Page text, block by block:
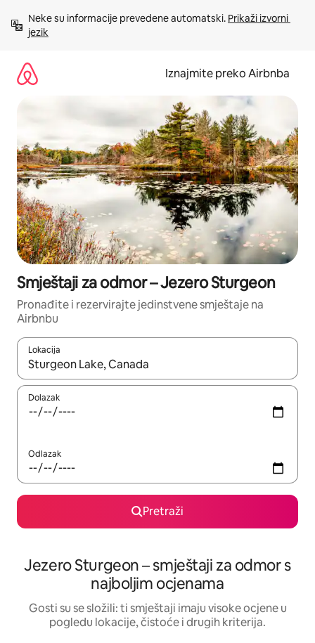
sadržaj
Neke su informacije prevedene automatski. Prikaži izvorni
jezik
Iznajmite preko Airbnba
Smještaji za odmor – Jezero Sturgeon
Pronađite i rezervirajte jedinstvene smještaje na
Airbnbu
Lokacija
Kada budu dostupni rezultati, moći ćete ih pregledati
Dolazak
Odlazak
Pretraži
Jezero Sturgeon – smještaji za odmor s
najboljim ocjenama
Gosti su se složili: ti smještaji imaju visoke ocjene u
pogledu lokacije, čistoće i drugih kriterija.